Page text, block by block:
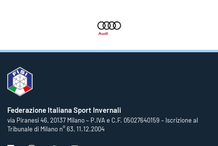
Federazione Italiana Sport Invernali
via Piranesi 46, 20137 Milano – P.IVA e C.F. 05027640159 – Iscrizione al
Tribunale di Milano n° 63, 11.12.2004